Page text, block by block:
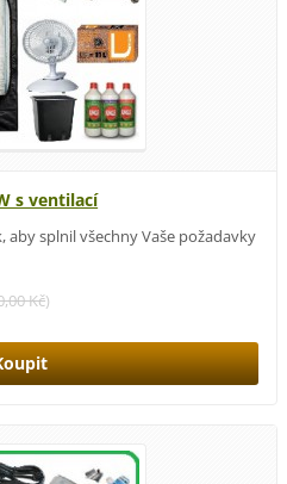
s ventilací
splnil všechny Vaše požadavky
Kč)